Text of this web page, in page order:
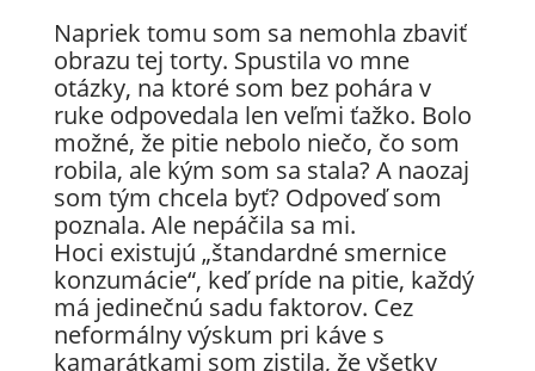
Napriek tomu som sa nemohla zbaviť
obrazu tej torty. Spustila vo mne
otázky, na ktoré som bez pohára v
ruke odpovedala len veľmi ťažko. Bolo
možné, že pitie nebolo niečo, čo som
robila, ale kým som sa stala? A naozaj
som tým chcela byť? Odpoveď som
poznala. Ale nepáčila sa mi.
Hoci existujú „štandardné smernice
konzumácie“, keď príde na pitie, každý
má jedinečnú sadu faktorov. Cez
neformálny výskum pri káve s
kamarátkami som zistila, že všetky